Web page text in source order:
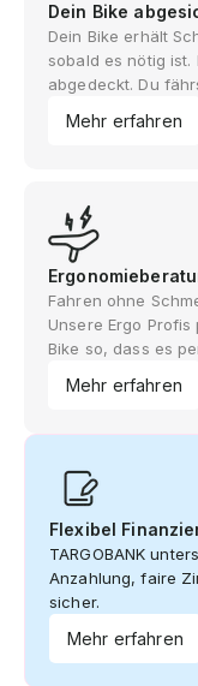
Dein Bike
Dein Bike erhält
sobald es nötig
abgedeckt. Du
Mehr erfahren
Fahren ohne
Unsere Ergo
Bike so, dass es
Mehr erfahren
Flexibel
TARGOBANK
Anzahlung, faire
sicher.
Mehr erfahren